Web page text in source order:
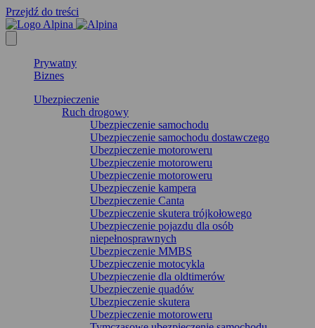
Przejdź do treści
Prywatny
Biznes
Ubezpieczenie
Ruch drogowy
Ubezpieczenie samochodu
Ubezpieczenie samochodu dostawczego
Ubezpieczenie motoroweru
Ubezpieczenie motoroweru
Ubezpieczenie motoroweru
Ubezpieczenie kampera
Ubezpieczenie Canta
Ubezpieczenie skutera trójkołowego
Ubezpieczenie pojazdu dla osób
niepełnosprawnych
Ubezpieczenie MMBS
Ubezpieczenie motocykla
Ubezpieczenie dla oldtimerów
Ubezpieczenie quadów
Ubezpieczenie skutera
Ubezpieczenie motoroweru